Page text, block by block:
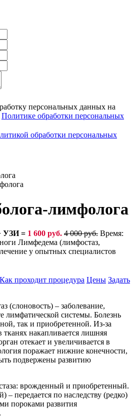
персональных данных на
Политике обработки персональных
обработки персональных
лимфолога
УЗИ = 1 600 руб. 4 000 руб. Время:
Лимфедема (лимфостаз,
у опытных специалистов
Как проходит процедура Цены Задать
(слоновость) – заболевание,
лимфатической системы. Болезнь
так и приобретенной. Из-за
накапливается лишняя
отекает и увеличивается в
поражает нижние конечности,
подвержены развитию
врожденный и приобретенный.
передается по наследству (редко)
пороками развития